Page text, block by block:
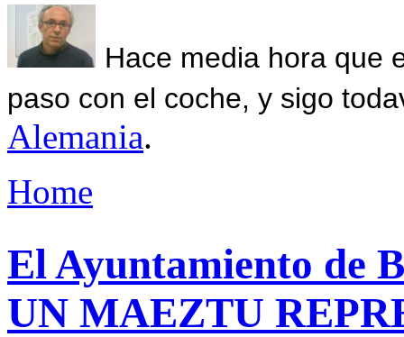
Hace media hora que
paso con el coche, y sigo
Alemania.
Home
El Ayuntamiento de
UN MAEZTU